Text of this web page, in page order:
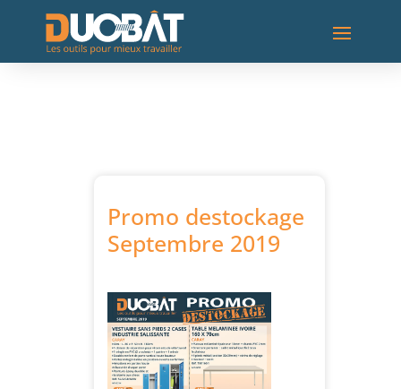
Promo destockage
Septembre 2019